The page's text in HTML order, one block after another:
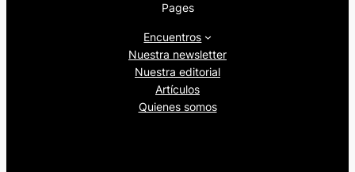
Pages
Encuentros
Nuestra newsletter
Nuestra editorial
Artículos
Quienes somos